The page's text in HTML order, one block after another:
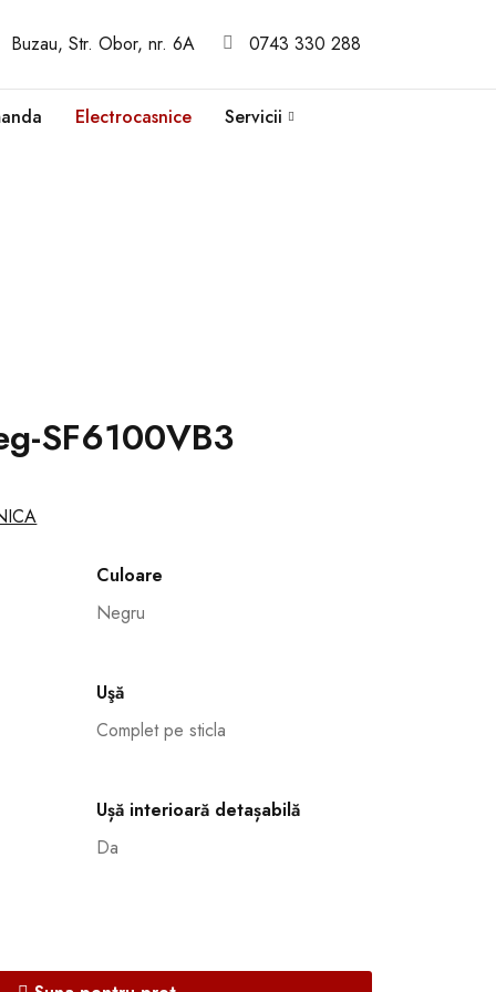
Buzau, Str. Obor, nr. 6A 0743 330 288
Electrocasnice
Servicii
SF6100VB3
Culoare
Negru
Uşă
Complet pe sticla
Ușă interioară detașabilă
Da